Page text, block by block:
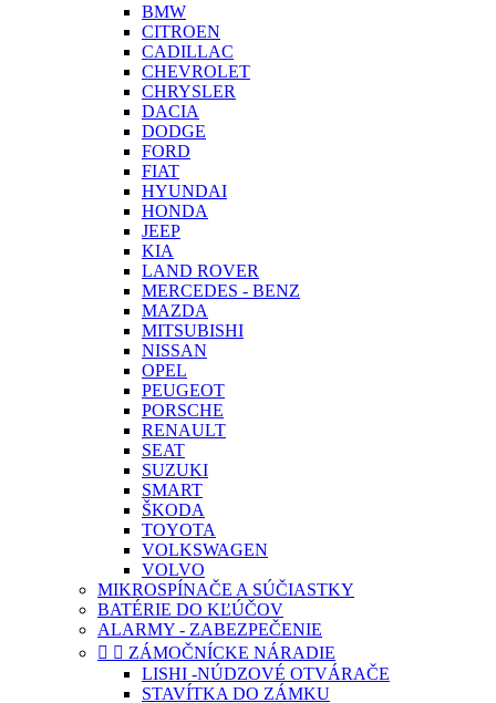
BMW
CITROEN
CADILLAC
CHEVROLET
CHRYSLER
DACIA
DODGE
FORD
FIAT
HYUNDAI
HONDA
JEEP
KIA
LAND ROVER
MERCEDES - BENZ
MAZDA
MITSUBISHI
NISSAN
OPEL
PEUGEOT
PORSCHE
RENAULT
SEAT
SUZUKI
SMART
ŠKODA
TOYOTA
VOLKSWAGEN
VOLVO
MIKROSPÍNAČE A SÚČIASTKY
BATÉRIE DO KĽÚČOV
ALARMY - ZABEZPEČENIE
  ZÁMOČNÍCKE NÁRADIE
LISHI -NÚDZOVÉ OTVÁRAČE
STAVÍTKA DO ZÁMKU